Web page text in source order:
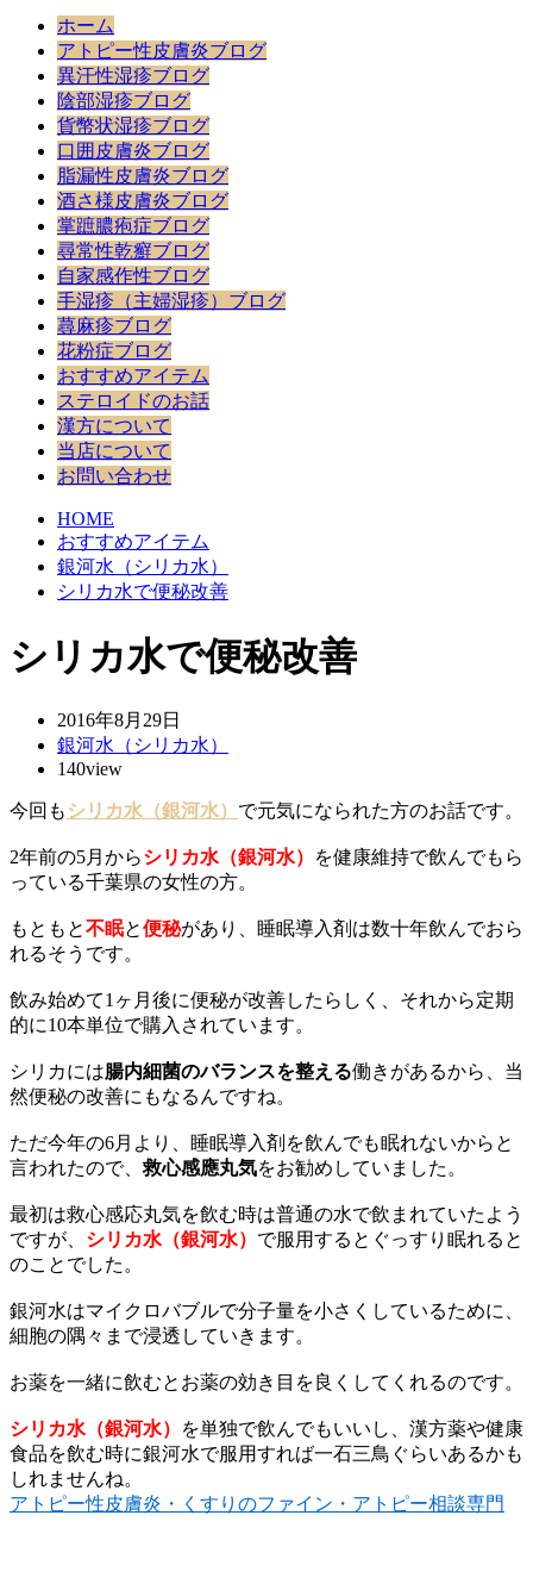
ホーム
アトピー性皮膚炎ブログ
異汗性湿疹ブログ
陰部湿疹ブログ
貨幣状湿疹ブログ
口囲皮膚炎ブログ
脂漏性皮膚炎ブログ
酒さ様皮膚炎ブログ
掌蹠膿疱症ブログ
尋常性乾癬ブログ
自家感作性ブログ
手湿疹（主婦湿疹）ブログ
蕁麻疹ブログ
花粉症ブログ
おすすめアイテム
ステロイドのお話
漢方について
当店について
お問い合わせ
HOME
おすすめアイテム
銀河水（シリカ水）
シリカ水で便秘改善
シリカ水で便秘改善
2016年8月29日
銀河水（シリカ水）
140view
今回も シリカ水（銀河水） で元気になられた方のお話です。
2年前の5月からシリカ水（銀河水）
を健康維持で飲んでもら
っている千葉県の女性の方。
もともと不眠と便秘があり、睡眠導入剤は数十年飲んでおら
れるそうです。
飲み始めて1ヶ月後に便秘が改善したらしく、それから定期
的に10本単位で購入されています。
シリカには腸内細菌のバランスを整える働きがあるから、当
然便秘の改善にもなるんですね。
ただ今年の6月より、睡眠導入剤を飲んでも眠れないからと
言われたので、救心感應丸気をお勧めしていました。
最初は救心感応丸気を飲む時は普通の水で飲まれていたよう
ですが、 シリカ水（銀河水） で服用するとぐっすり眠れると
のことでした。
銀河水はマイクロバブルで分子量を小さくしているために、
細胞の隅々まで浸透していきます。
お薬を一緒に飲むとお薬の効き目を良くしてくれるのです。
シリカ水（銀河水）
を単独で飲んでもいいし、漢方薬や健康
食品を飲む時に銀河水で服用すれば一石三鳥ぐらいあるかも
しれませんね。
アトピー性皮膚炎・くすりのファイン・アトピー相談専門